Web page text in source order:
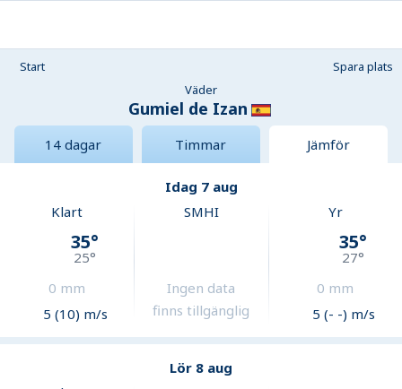
Start
Spara plats
Väder
Gumiel de Izan
14 dagar Timmar Jämför
Idag 7 aug
Klart
35°
25°
0 mm
5 (10) m/s
SMHI
Ingen data
finns tillgänglig
Yr
35°
27°
0 mm
5 (- -) m/s
Lör 8 aug